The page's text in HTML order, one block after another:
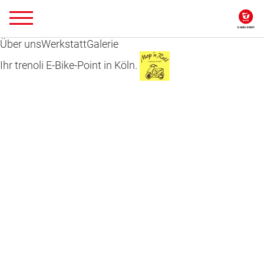
Über unsWerkstattGalerie
Ihr trenoli E-Bike-Point in Köln.